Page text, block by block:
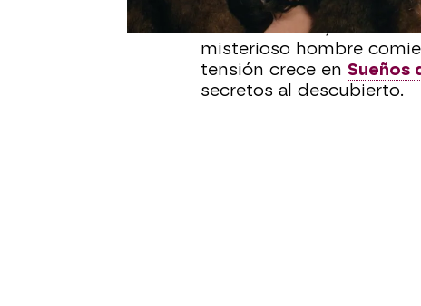
Mientras tanto, Andrés
misterioso hombre
tensión crece en Sueños
secretos al descubierto.